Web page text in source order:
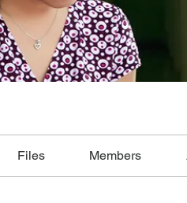
Files Members